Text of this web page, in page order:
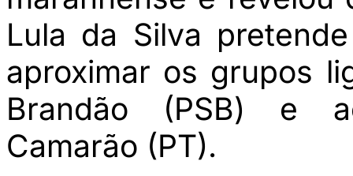
Lula da Silva
aproximar os grupos
Brandão (PSB) e
Camarão (PT).